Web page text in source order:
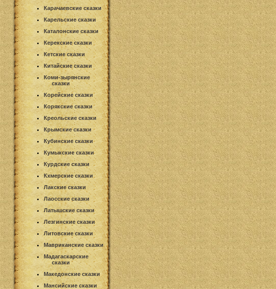
Карачаевские сказки
Карельские сказки
Каталонские сказки
Керекские сказки
Кетские сказки
Китайские сказки
Коми-зырянские
сказки
Корейские сказки
Корякские сказки
Креольские сказки
Крымские сказки
Кубинские сказки
Кумыкские сказки
Курдские сказки
Кхмерские сказки
Лакские сказки
Лаосские сказки
Латышские сказки
Лезгинские сказки
Литовские сказки
Мавриканские сказки
Мадагаскарские
сказки
Македонские сказки
Мансийские сказки